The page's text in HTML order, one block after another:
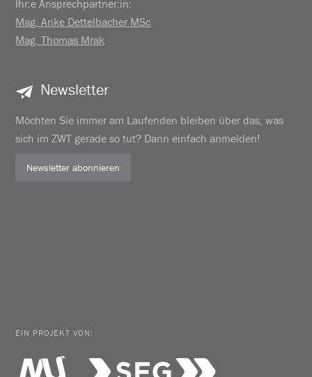
Ihr:e Ansprechpartner:in:
Mag. Anke Dettelbacher MSc
Mag. Thomas Mrak
Newsletter
Möchten Sie immer am Laufenden bleiben über das, was
sich im ZWT gerade so tut? Dann einfach anmelden!
Newsletter abonnieren
EIN PROJEKT VON: